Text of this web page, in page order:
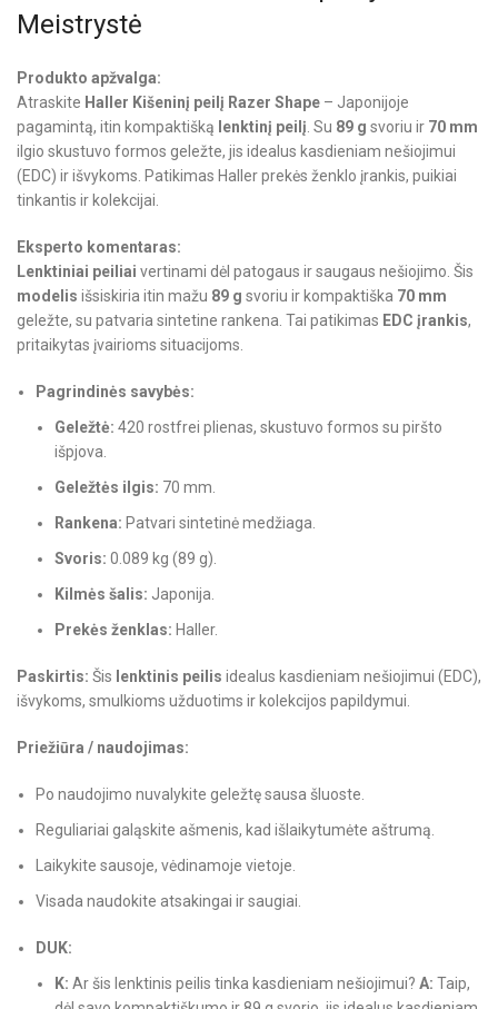
Meistrystė
Produkto apžvalga:
Atraskite Haller Kišeninį peilį Razer Shape – Japonijoje
pagamintą, itin kompaktišką lenktinį peilį . Su 89 g svoriu ir 70 mm
ilgio skustuvo formos geležte, jis idealus kasdieniam nešiojimui
(EDC) ir išvykoms. Patikimas Haller prekės ženklo įrankis, puikiai
tinkantis ir kolekcijai.
Eksperto komentaras:
Lenktiniai peiliai vertinami dėl patogaus ir saugaus nešiojimo. Šis
modelis išsiskiria itin mažu 89 g svoriu ir kompaktiška 70 mm
geležte, su patvaria sintetine rankena. Tai patikimas EDC įrankis,
pritaikytas įvairioms situacijoms.
Pagrindinės savybės:
Geležtė: 420 rostfrei plienas, skustuvo formos su piršto
išpjova.
Geležtės ilgis: 70 mm.
Rankena: Patvari sintetinė medžiaga.
Svoris: 0.089 kg (89 g).
Kilmės šalis: Japonija.
Prekės ženklas: Haller.
Paskirtis: Šis lenktinis peilis idealus kasdieniam nešiojimui (EDC),
išvykoms, smulkioms užduotims ir kolekcijos papildymui.
Priežiūra / naudojimas:
Po naudojimo nuvalykite geležtę sausa šluoste.
Reguliariai galąskite ašmenis, kad išlaikytumėte aštrumą.
Laikykite sausoje, vėdinamoje vietoje.
Visada naudokite atsakingai ir saugiai.
DUK:
K: Ar šis lenktinis peilis tinka kasdieniam nešiojimui? A: Taip,